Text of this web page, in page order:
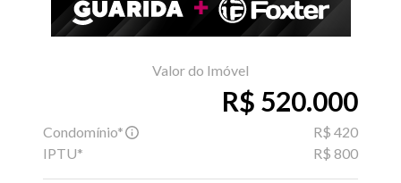
Valor do Imóvel
R$ 520.000
Condomínio*
R$ 420
IPTU*
R$ 800